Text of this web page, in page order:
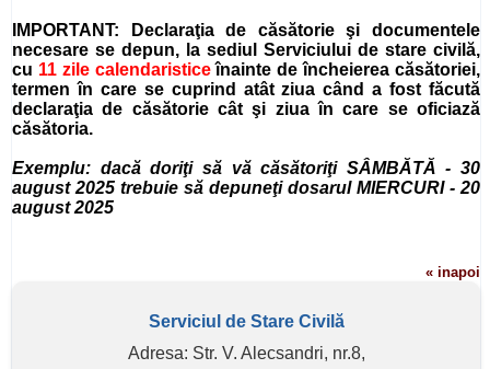
IMPORTANT: Declaraţia de căsătorie şi documentele
necesare se depun, la sediul Serviciului de stare civilă,
cu 11 zile calendaristiceînainte de încheierea căsătoriei,
termen în care se cuprind atât ziua când a fost făcută
declaraţia de căsătorie cât şi ziua în care se oficiază
căsătoria.
Exemplu: dacă doriţi să vă căsătoriţi SÂMBĂTĂ - 30
august 2025 trebuie să depuneţi dosarul MIERCURI- 20
august 2025
« inapoi
Serviciul de Stare Civilă
Adresa: Str. V. Alecsandri, nr.8,